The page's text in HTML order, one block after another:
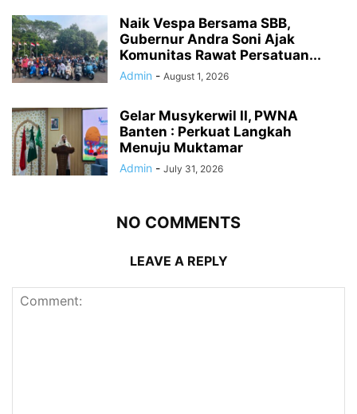
Naik Vespa Bersama SBB,
Gubernur Andra Soni Ajak
Komunitas Rawat Persatuan...
Admin - August 1, 2026
Gelar Musykerwil II, PWNA
Banten : Perkuat Langkah
Menuju Muktamar
Admin - July 31, 2026
NO COMMENTS
LEAVE A REPLY